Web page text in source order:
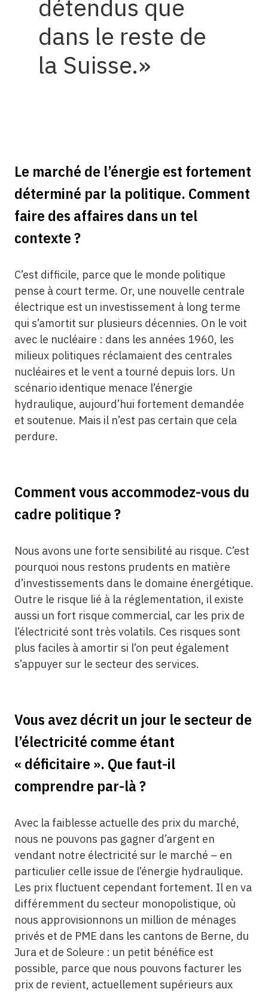
détendus que
dans le reste de
la Suisse.
Le marché de l’énergie est fortement
déterminé par la politique. Comment
faire des affaires dans un tel
contexte ?
C’est difficile, parce que le monde politique
pense à court terme. Or, une nouvelle centrale
électrique est un investissement à long terme
qui s’amortit sur plusieurs décennies. On le voit
avec le nucléaire : dans les années 1960, les
milieux politiques réclamaient des centrales
nucléaires et le vent a tourné depuis lors. Un
scénario identique menace l’énergie
hydraulique, aujourd’hui fortement demandée
et soutenue. Mais il n’est pas certain que cela
perdure.
Comment vous accommodez-vous du
cadre politique ?
Nous avons une forte sensibilité au risque. C’est
pourquoi nous restons prudents en matière
d’investissements dans le domaine énergétique.
Outre le risque lié à la réglementation, il existe
aussi un fort risque commercial, car les prix de
l’électricité sont très volatils. Ces risques sont
plus faciles à amortir si l’on peut également
s’appuyer sur le secteur des services.
Vous avez décrit un jour le secteur de
l’électricité comme étant
« déficitaire ». Que faut-il
comprendre par-là ?
Avec la faiblesse actuelle des prix du marché,
nous ne pouvons pas gagner d’argent en
vendant notre électricité sur le marché – en
particulier celle issue de l’énergie hydraulique.
Les prix fluctuent cependant fortement. Il en va
différemment du secteur monopolistique, où
nous approvisionnons un million de ménages
privés et de PME dans les cantons de Berne, du
Jura et de Soleure : un petit bénéfice est
possible, parce que nous pouvons facturer les
prix de revient, actuellement supérieurs aux